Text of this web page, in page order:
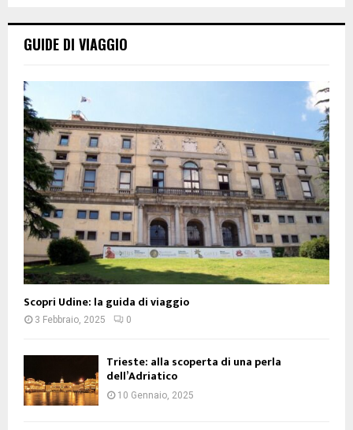
GUIDE DI VIAGGIO
Scopri Udine: la guida di viaggio
3 Febbraio, 2025 0
Trieste: alla scoperta di una perla
dell’Adriatico
10 Gennaio, 2025